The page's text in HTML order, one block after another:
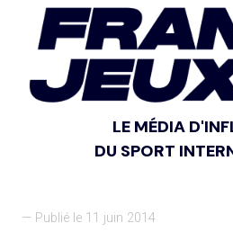
LE MÉDIA
DU SPORT
— Publié le 11 juin 2014